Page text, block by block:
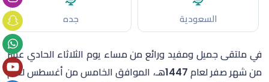
السعودية جده
في ملتقى جميل ومفيد ورائع من مساء يوم الثلاثاء الحادي عشر
من شهر صفر لعام 1447هـ، الموافق الخامس من أغسطس لعام